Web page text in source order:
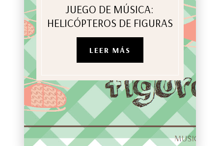
JUEGO DE MÚSICA:
HELICÓPTEROS DE FIGURAS
LEER MÁS